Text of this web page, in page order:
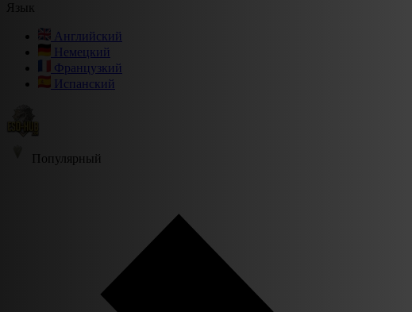
Язык
Английский
Немецкий
Французкий
Испанский
Популярный